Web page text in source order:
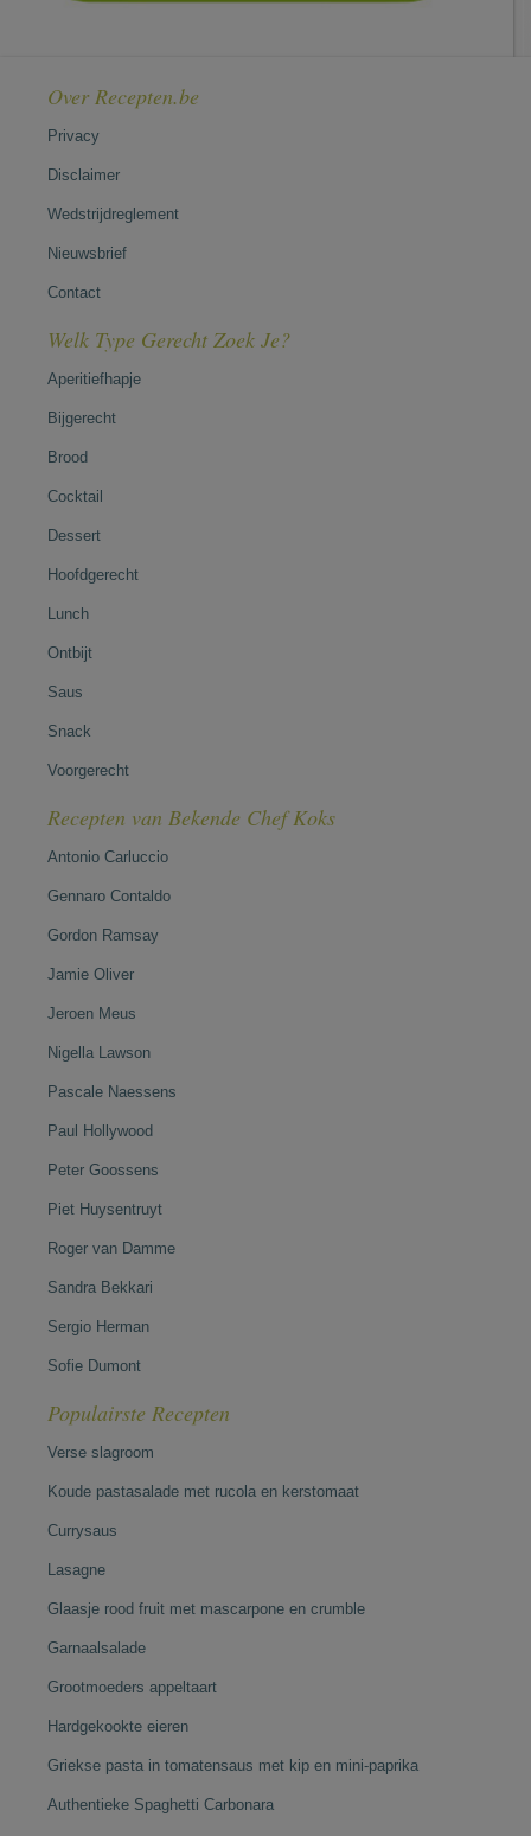
Over Recepten.be
Privacy
Disclaimer
Wedstrijdreglement
Nieuwsbrief
Contact
Welk Type Gerecht Zoek Je?
Aperitiefhapje
Bijgerecht
Brood
Cocktail
Dessert
Hoofdgerecht
Lunch
Ontbijt
Saus
Snack
Voorgerecht
Recepten van Bekende Chef Koks
Antonio Carluccio
Gennaro Contaldo
Gordon Ramsay
Jamie Oliver
Jeroen Meus
Nigella Lawson
Pascale Naessens
Paul Hollywood
Peter Goossens
Piet Huysentruyt
Roger van Damme
Sandra Bekkari
Sergio Herman
Sofie Dumont
Populairste Recepten
Verse slagroom
Koude pastasalade met rucola en kerstomaat
Currysaus
Lasagne
Glaasje rood fruit met mascarpone en crumble
Garnaalsalade
Grootmoeders appeltaart
Hardgekookte eieren
Griekse pasta in tomatensaus met kip en mini-paprika
Authentieke Spaghetti Carbonara